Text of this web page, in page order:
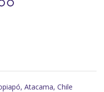
Atacama, Chile